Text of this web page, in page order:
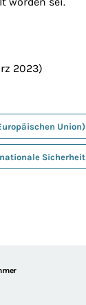
2023)
Union)
nationale Sicherheit